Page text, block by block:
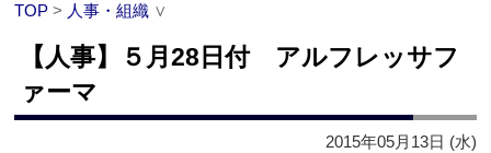
TOP > 人事・組織 ∨
【人事】５月28日付 アルフレッサフ
ァーマ
2015年05月13日 (水)